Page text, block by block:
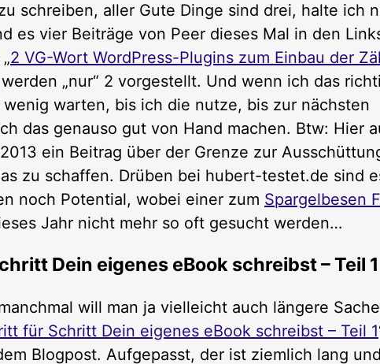
schreiben, aller Gute Dinge sind drei, halte ich
es vier Beiträge von Peer dieses Mal in den
2 VG-Wort WordPress-Plugins zum Einbau der
werden „nur“ 2 vorgestellt. Und wenn ich das
warten, bis ich die nutze, bis zur nächsten
das genauso gut von Hand machen. Btw: Hier
ein Beitrag über der Grenze zur
zu schaffen. Drüben bei hubert-testet.de sind
noch Potential, wobei einer zum Spargelbesen
Jahr nicht mehr so oft gesucht werden…
Dein eigenes eBook schreibst – Teil 1
will man ja vielleicht auch längere
für Schritt Dein eigenes eBook schreibst – Teil 1
Blogpost. Aufgepasst, der ist ziemlich lang